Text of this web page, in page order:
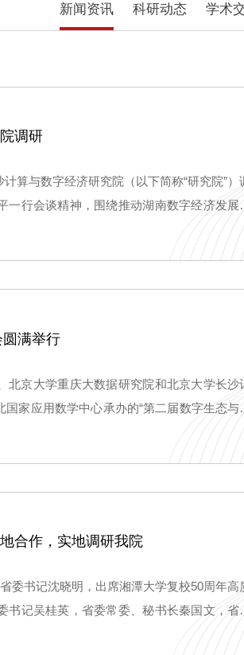
新闻资讯 科研动态 学术
调研
算与数字经济研究院（以下简称“研究院”）
行会谈精神，围绕推动湖南数字经济发展
满举行
北京大学重庆大数据研究院和北京大学长沙
家应用数学中心承办的“第二届数字生态与
合作，实地调研我院
委书记沈晓明，出席湘潭大学复校50周年高
记吴桂英，省委常委、秘书长秦国文，省
委、常务副校长、医学部主任、中国工程院